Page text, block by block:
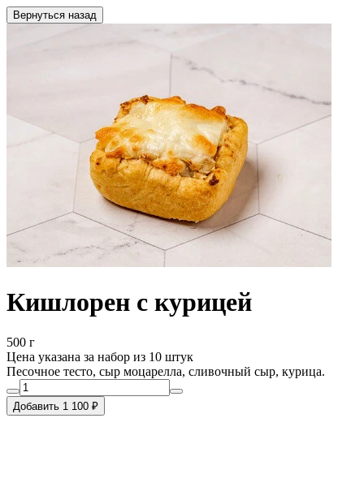
Вернуться назад
Кишлорен с курицей
500 г
Цена указана за набор из 10 штук
Песочное тесто, сыр моцарелла, сливочный сыр, курица.
Добавить 1 100 ₽